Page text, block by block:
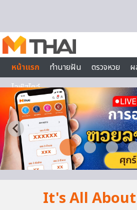
หน้าแรก
ทำนายฝัน ตรวจหวย
ไลฟ์สไตล์
It's All